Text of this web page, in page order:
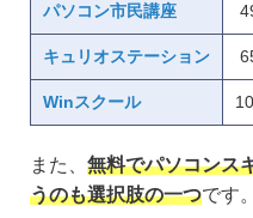
パソコン市民講座
キュリオステーション
Winスクール
また、 無料でパソコンス
うのも選択肢の一つです。